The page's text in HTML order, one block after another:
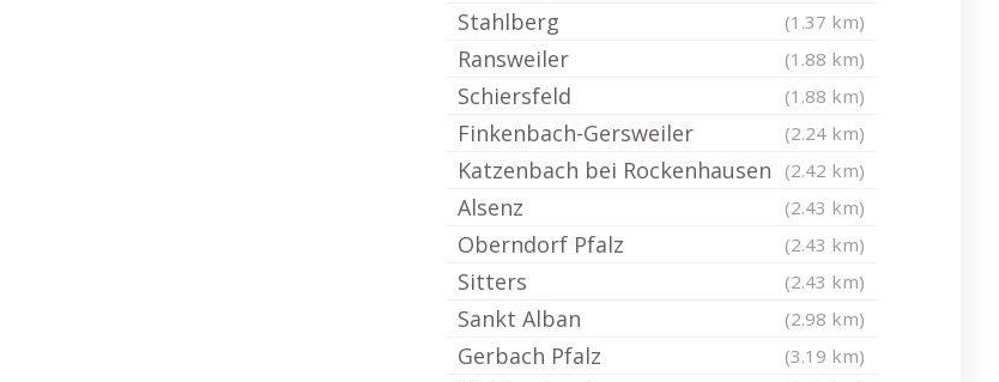
Stahlberg (1.37 km)
Ransweiler (1.88 km)
Schiersfeld (1.88 km)
Finkenbach-Gersweiler (2.24 km)
Katzenbach bei Rockenhausen (2.42 km)
Alsenz (2.43 km)
Oberndorf Pfalz (2.43 km)
Sitters (2.43 km)
Sankt Alban (2.98 km)
Gerbach Pfalz (3.19 km)